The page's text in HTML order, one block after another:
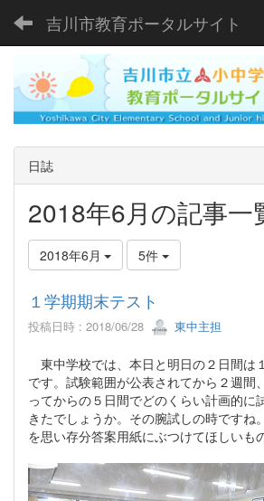
吉川市教育ポータルサイト
日誌
2018年6月の記事一
2018年6月 5件
１学期期末テスト
投稿日時 : 2018/06/28 東中主担
東中学校では、本日と明日の２日間は
です。試験範囲が公表されてから２週間
ってからの５日間でどのくらい計画的に
きたでしょうか。その腕試しの時ですね
を思い存分答案用紙にぶつけてほしいも